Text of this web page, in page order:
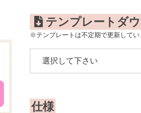
テンプレートダ
※テンプレートは不定期で更新してい
仕様